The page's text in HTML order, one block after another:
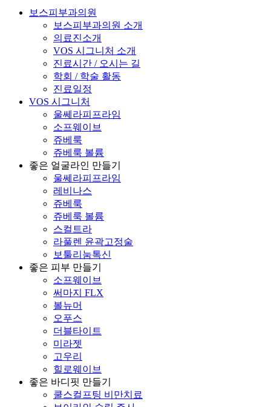
보스피부과의원
보스피부과의원 소개
의료진소개
VOS 시그니처 소개
진료시간 / 오시는 길
학회 / 학술 활동
진료일정
VOS 시그니처
울쎄라피프라임
소프웨이브
쥬베룩
쥬베룩 볼륨
좋은 얼굴라인 만들기
울쎄라피프라임
레비나스
쥬베룩
쥬베룩 볼륨
스컬트라
라풀렌 윤곽고정술
보툴리눔톡신
좋은 피부 만들기
소프웨이브
써마지 FLX
볼뉴머
오푸스
더블타이트
미라젯
고우리
힐로웨이브
좋은 바디핏 만들기
쿨스컬프팅 비만치료